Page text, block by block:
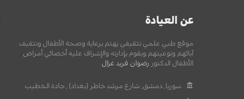
عن العيادة
موقع طبي علمي تثقيفي يهتم برعاية وصحة الأطفال وتثقيف
آبائهم وتوعيتهم ويقوم بإدارته والإشراف عليه أخصائي أمراض
الأطفال الدكتور رضوان فريد غزال.
سوريا, دمشق, شارع مرشد خاطر (بغداد) , جادة الخطيب.